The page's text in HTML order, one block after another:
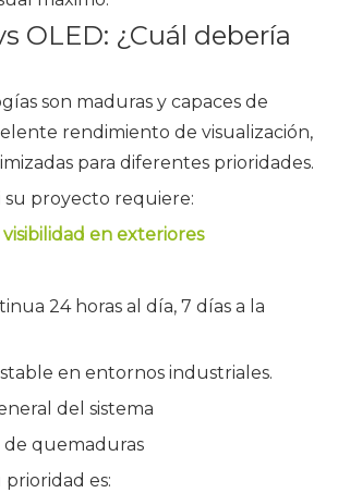
OLED: ¿Cuál debería
son maduras y capaces de
rendimiento de visualización,
para diferentes prioridades.
su proyecto requiere:
en exteriores
24 horas al día, 7 días a la
en entornos industriales.
del sistema
de quemaduras
prioridad es: